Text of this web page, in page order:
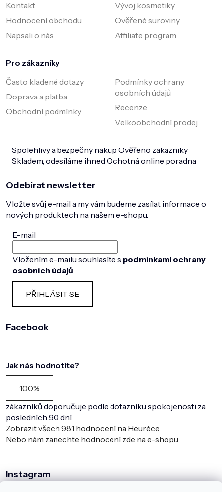
Kontakt
Hodnocení obchodu
Napsali o nás
Vývoj kosmetiky
Ověřené suroviny
Affiliate program
Pro zákazníky
Často kladené dotazy
Doprava a platba
Obchodní podmínky
Podmínky ochrany
osobních údajů
Recenze
Velkoobchodní prodej
Spolehlivý a bezpečný nákup Ověřeno zákazníky
Skladem, odesíláme ihned Ochotná online poradna
Odebírat newsletter
Vložte svůj e-mail a my vám budeme zasílat informace o
nových produktech na našem e-shopu.
E-mail
Vložením e-mailu souhlasíte s podmínkami ochrany
osobních údajů
PŘIHLÁSIT SE
Facebook
Jak nás hodnotíte?
100%
zákazníků doporučuje podle dotazníku spokojenosti za
posledních 90 dní
Zobrazit všech 981 hodnocení na Heuréce
Nebo nám zanechte hodnocení zde na e-shopu
Instagram